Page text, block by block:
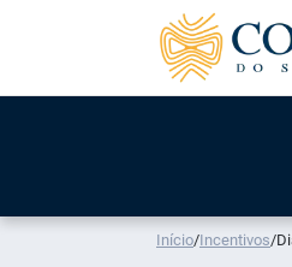
Início/Incentivos/